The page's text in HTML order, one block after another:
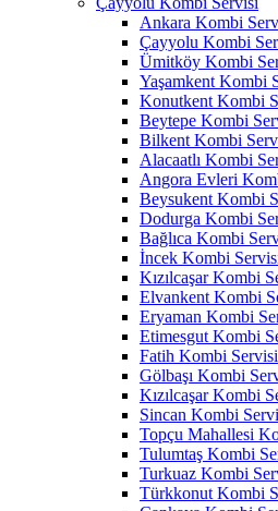
Ankara Kombi
Çayyolu Kombi
Ümitköy Kombi
Yaşamkent Kombi
Konutkent Kombi
Beytepe Kombi
Bilkent Kombi
Alacaatlı Kombi
Angora Evleri
Beysukent Kombi
Dodurga Kombi
Bağlıca Kombi
İncek Kombi
Kızılcaşar Kombi
Elvankent Kombi
Eryaman Kombi
Etimesgut Kombi
Fatih Kombi Servisi
Gölbaşı Kombi
Kızılcaşar Kombi
Sincan Kombi
Topçu Mahallesi
Tulumtaş Kombi
Turkuaz Kombi
Türkkonut Kombi